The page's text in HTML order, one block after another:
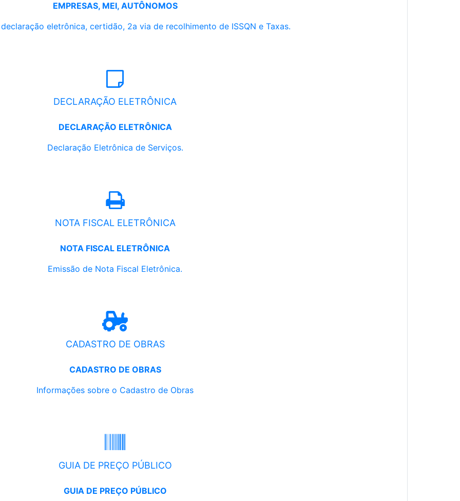
EMPRESAS, MEI, AUTÔNOMOS
eletrônica, certidão, 2a via de recolhimento de ISSQN e Taxas.
DECLARAÇÃO ELETRÔNICA
DECLARAÇÃO ELETRÔNICA
Declaração Eletrônica de Serviços.
NOTA FISCAL ELETRÔNICA
NOTA FISCAL ELETRÔNICA
Emissão de Nota Fiscal Eletrônica.
CADASTRO DE OBRAS
CADASTRO DE OBRAS
Informações sobre o Cadastro de Obras
GUIA DE PREÇO PÚBLICO
GUIA DE PREÇO PÚBLICO